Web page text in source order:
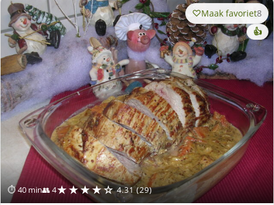
⏱ 40 min👥 4★★★★☆ 4.31 (29)
Maak favoriet8
👍